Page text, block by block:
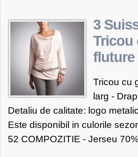
3
Tricou
fluture
Tricou cu
larg -
Detaliu de calitate: logo
Este disponibil in culorile
52 COMPOZITIE - Jerseu